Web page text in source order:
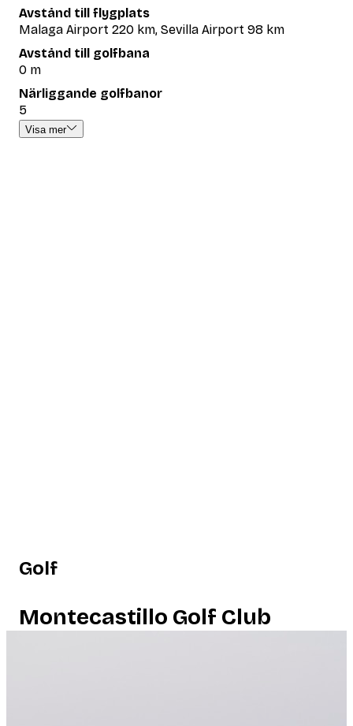
Avstånd till flygplats
Malaga Airport 220 km, Sevilla Airport 98 km
Avstånd till golfbana
0 m
Närliggande golfbanor
5
Visa mer
Golf
Montecastillo Golf Club